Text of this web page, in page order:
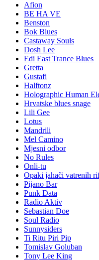
Afion
BE HA VE
Benston
Bok Blues
Castaway Souls
Dosh Lee
Edi East Trance Blues
Gretta
Gustafi
Halftonz
Holographic Human
Hrvatske blues snage
Lili Gee
Lotus
Mandrili
Mel Camino
Mjesni odbor
No Rules
Onli-tu
Opaki jahači vatrenih
Pijano Bar
Punk Data
Radio Aktiv
Sebastian Doe
Soul Radio
Sunnysiders
Ti Ritu Piri Pip
Tomislav Goluban
Tony Lee King